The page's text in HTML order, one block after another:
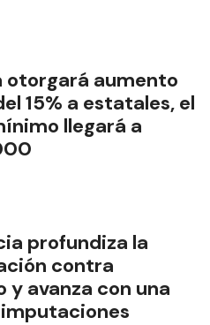
otorgará aumento
15% a estatales, el
llegará a
profundiza la
contra
y avanza con una